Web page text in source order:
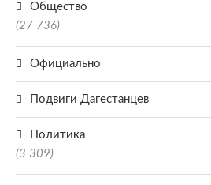
Общество
(27 736)
Официально
Подвиги Дагестанцев
Политика
(3 309)